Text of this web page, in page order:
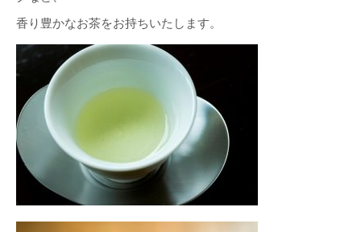
香り豊かなお茶をお持ちいたします。